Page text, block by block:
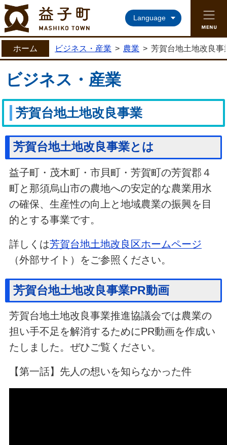
益子町ホームページ
Language
ホーム ビジネス・産業 > 農業 > 芳賀台地土地改良事
ビジネス・産業
芳賀台地土地改良事業
芳賀台地土地改良事業とは
益子町・茂木町・市貝町・芳賀町の芳賀郡４
町と那須烏山市の農地への安定的な農業用水
の確保、生産性の向上と地域農業の振興を目
的とする事業です。
詳しくは芳賀台地土地改良区ホームページ
（外部サイト）をご参照ください。
芳賀台地土地改良事業PR動画
芳賀台地土地改良事業推進協議会では農業の
担い手不足を解消するためにPR動画を作成い
たしました。ぜひご覧ください。
【第一話】先人の想いを知らなかった件